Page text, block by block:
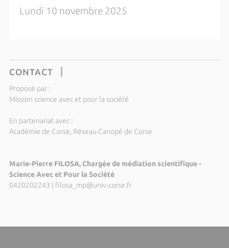
Lundi 10 novembre 2025
CONTACT
Proposé par :
Mission science avec et pour la société
En partenariat avec :
Académie de Corse, Réseau Canopé de Corse
Marie-Pierre FILOSA, Chargée de médiation scientifique -
Science Avec et Pour la Société
0420202243
filosa_mp@univ-corse.fr